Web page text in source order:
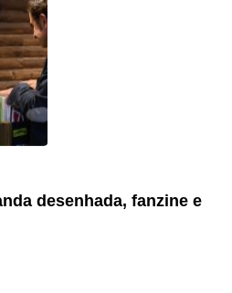
desenhada, fanzine e